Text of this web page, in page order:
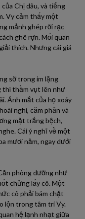
Chị dâu, và tiếng
Vy cảm thấy một
mảnh ghép rời rạc
ghê rợn. Mối quan
thích. Nhưng cái giá
sờ trong im lặng
thì thầm vụt lên như
Ánh mắt của họ xoáy
nghi, căm phẫn và
mặt trắng bệch,
Cái ý nghĩ về một
mươi năm, ngay dưới
phòng dường như
chửng lấy cô. Một
cô phải bám chặt
lộn trong tâm trí Vy.
hệ lạnh nhạt giữa